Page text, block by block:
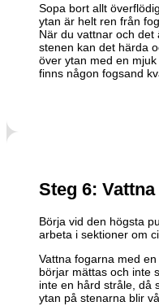
Sopa bort allt
ytan är helt ren från
När du vattnar och det
stenen kan det härda
över ytan med en
finns någon fogsand
Steg 6:
Börja vid den högsta
arbeta i sektioner om
Vattna fogarna med
börjar mättas och inte
inte en hård stråle, då
ytan på stenarna blir